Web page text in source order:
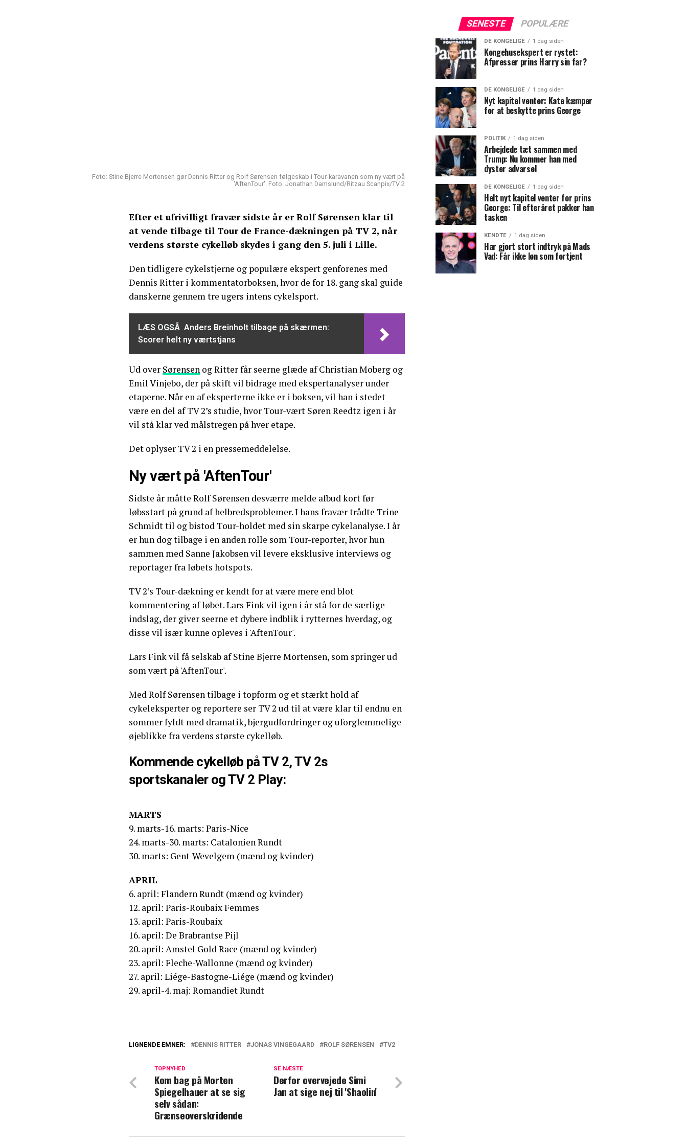
Foto: Stine Bjerre Mortensen gør Dennis Ritter og Rolf Sørensen følgeskab i Tour-karavanen som ny vært på
'AftenTour'. Foto: Jonathan Damslund/Ritzau Scanpix/TV 2
Efter et ufrivilligt fravær sidste år er Rolf Sørensen klar til
at vende tilbage til Tour de France-dækningen på TV 2, når
verdens største cykelløb skydes i gang den 5. juli i Lille.
Den tidligere cykelstjerne og populære ekspert genforenes med
Dennis Ritter i kommentatorboksen, hvor de for 18. gang skal guide
danskerne gennem tre ugers intens cykelsport.
LÆS OGSÅ Anders Breinholt tilbage på skærmen:
Scorer helt ny værtstjans
Ud over Sørensen og Ritter får seerne glæde af Christian Moberg og
Emil Vinjebo, der på skift vil bidrage med ekspertanalyser under
etaperne. Når en af eksperterne ikke er i boksen, vil han i stedet
være en del af TV 2’s studie, hvor Tour-vært Søren Reedtz igen i år
vil stå klar ved målstregen på hver etape.
Det oplyser TV 2 i en pressemeddelelse.
Ny vært på 'AftenTour'
Sidste år måtte Rolf Sørensen desværre melde afbud kort før
løbsstart på grund af helbredsproblemer. I hans fravær trådte Trine
Schmidt til og bistod Tour-holdet med sin skarpe cykelanalyse. I år
er hun dog tilbage i en anden rolle som Tour-reporter, hvor hun
sammen med Sanne Jakobsen vil levere eksklusive interviews og
reportager fra løbets hotspots.
TV 2’s Tour-dækning er kendt for at være mere end blot
kommentering af løbet. Lars Fink vil igen i år stå for de særlige
indslag, der giver seerne et dybere indblik i rytternes hverdag, og
disse vil især kunne opleves i 'AftenTour'.
Lars Fink vil få selskab af Stine Bjerre Mortensen, som springer ud
som vært på 'AftenTour'.
Med Rolf Sørensen tilbage i topform og et stærkt hold af
cykeleksperter og reportere ser TV 2 ud til at være klar til endnu en
sommer fyldt med dramatik, bjergudfordringer og uforglemmelige
øjeblikke fra verdens største cykelløb.
Kommende cykelløb på TV 2, TV 2s
sportskanaler og TV 2 Play:
MARTS
9. marts-16. marts: Paris-Nice
24. marts-30. marts: Catalonien Rundt
30. marts: Gent-Wevelgem (mænd og kvinder)
APRIL
6. april: Flandern Rundt (mænd og kvinder)
12. april: Paris-Roubaix Femmes
13. april: Paris-Roubaix
16. april: De Brabrantse Pijl
20. april: Amstel Gold Race (mænd og kvinder)
23. april: Fleche-Wallonne (mænd og kvinder)
27. april: Liége-Bastogne-Liége (mænd og kvinder)
29. april-4. maj: Romandiet Rundt
TV 2-vært afslører: Sådan var det at interviewe Jytte
Abildstrøm
LIGNENDE EMNER: DENNIS RITTER JONAS VINGEGAARD ROLF SØRENSEN TV2
SE NÆSTE
Derfor overvejede Simi
Jan at sige nej til 'Shaolin'
TOPNYHED
Kom bag på Morten
Spiegelhauer at se sig
selv sådan:
Grænseoverskridende
SENESTE POPULÆRE
DE KONGELIGE 1 dag siden
Kongehusekspert er rystet:
Afpresser prins Harry sin far?
DE KONGELIGE 1 dag siden
Nyt kapitel venter: Kate kæmper
for at beskytte prins George
POLITIK 1 dag siden
Arbejdede tæt sammen med
Trump: Nu kommer han med
dyster advarsel
DE KONGELIGE 1 dag siden
Helt nyt kapitel venter for prins
George: Til efteråret pakker han
tasken
KENDTE 1 dag siden
Har gjort stort indtryk på Mads
Vad: Får ikke løn som fortjent